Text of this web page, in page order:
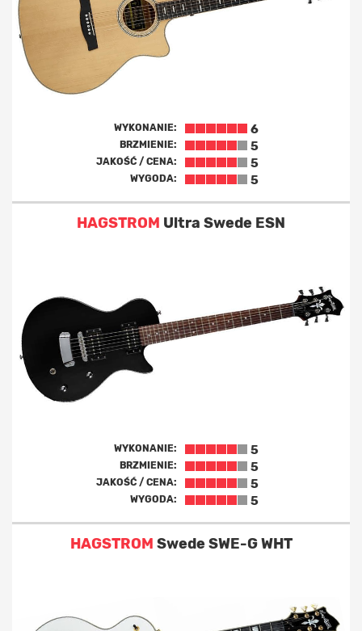
WYKONANIE: 6
BRZMIENIE: 5
JAKOŚĆ / CENA: 5
WYGODA: 5
HAGSTROM Ultra Swede ESN
WYKONANIE: 5
BRZMIENIE: 5
JAKOŚĆ / CENA: 5
WYGODA: 5
HAGSTROM Swede SWE-G WHT